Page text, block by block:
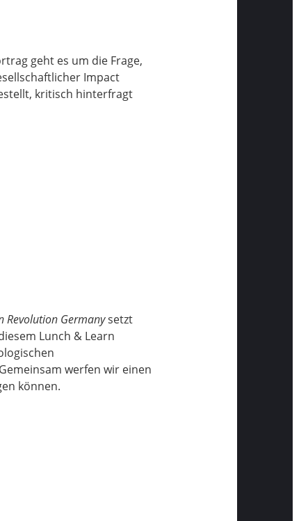
geht es um die Frage,
Impact
kritisch hinterfragt
Revolution Germanysetzt
Lunch & Learn
werfen wir einen
können.